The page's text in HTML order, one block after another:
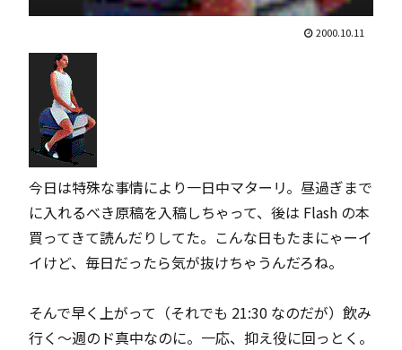
2000.10.11
今日は特殊な事情により一日中マターリ。昼過ぎまで
に入れるべき原稿を入稿しちゃって、後は Flash の本
買ってきて読んだりしてた。こんな日もたまにゃーイ
イけど、毎日だったら気が抜けちゃうんだろね。
そんで早く上がって（それでも 21:30 なのだが）飲み
行く～週のド真中なのに。一応、抑え役に回っとく。